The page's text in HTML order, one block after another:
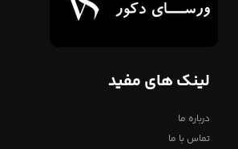
لینک های مفید
درباره ما
تماس با ما